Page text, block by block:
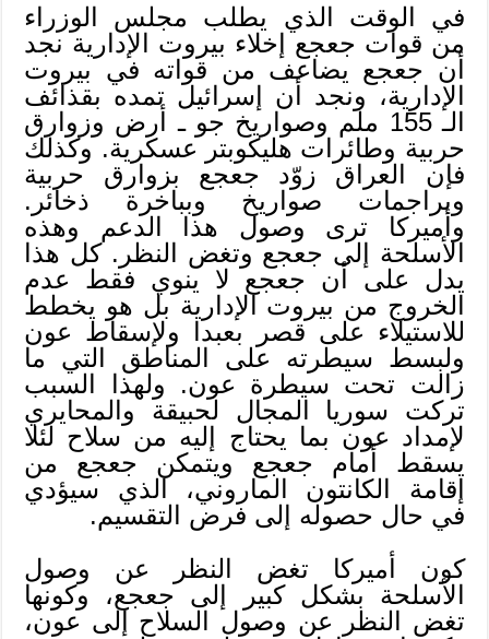
في الوقت الذي يطلب مجلس الوزراء
من قوات جعجع إخلاء بيروت الإدارية نجد
أن جعجع يضاعف من قواته في بيروت
الإدارية، ونجد أن إسرائيل تمده بقذائف
الـ 155 ملم وصواريخ جو ـ أرض وزوارق
حربية وطائرات هليكوبتر عسكرية. وكذلك
فإن العراق زوّد جعجع بزوارق حربية
وبراجمات صواريخ وبباخرة ذخائر.
وأميركا ترى وصول هذا الدعم وهذه
الأسلحة إلى جعجع وتغض النظر. كل هذا
يدل على أن جعجع لا ينوي فقط عدم
الخروج من بيروت الإدارية بل هو يخطط
للاستيلاء على قصر بعبدا ولإسقاط عون
ولبسط سيطرته على المناطق التي ما
زالت تحت سيطرة عون. ولهذا السبب
تركت سوريا المجال لحبيقة والمحايري
لإمداد عون بما يحتاج إليه من سلاح لئلا
يسقط أمام جعجع ويتمكن جعجع من
إقامة الكانتون الماروني، الذي سيؤدي
في حال حصوله إلى فرض التقسيم.
كون أميركا تغض النظر عن وصول
الأسلحة بشكل كبير إلى جعجع، وكونها
تغض النظر عن وصول السلاح إلى عون،